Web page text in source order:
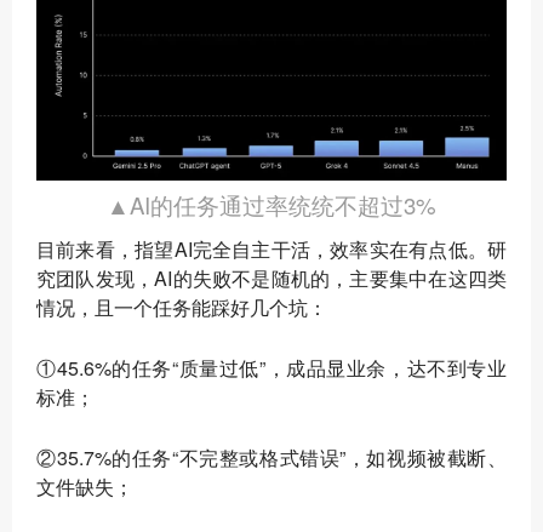
▲AI的任务通过率统统不超过3%
目前来看，指望AI完全自主干活，效率实在有点低。研
究团队发现，AI的失败不是随机的，主要集中在这四类
情况，且一个任务能踩好几个坑：
①45.6%的任务“质量过低”，成品显业余，达不到专业
标准；
②35.7%的任务“不完整或格式错误”，如视频被截断、
文件缺失；